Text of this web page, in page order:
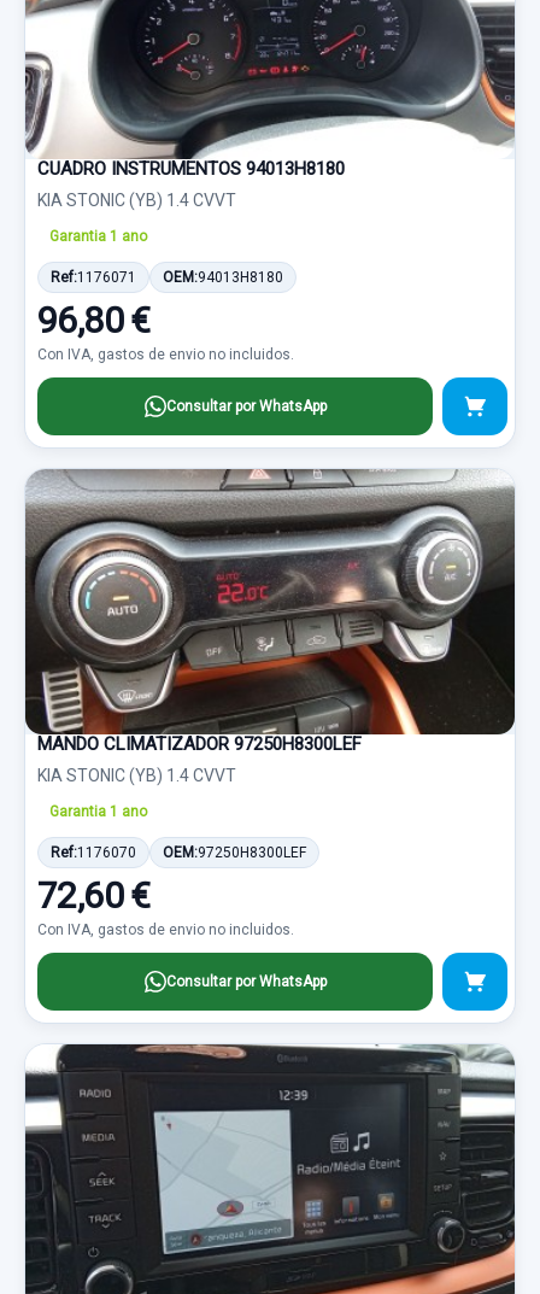
CUADRO INSTRUMENTOS 94013H8180
KIA STONIC (YB) 1.4 CVVT
Garantia 1 ano
Ref:1176071 OEM:94013H8180
96,80 €
Con IVA, gastos de envio no incluidos.
Consultar por WhatsApp
MANDO CLIMATIZADOR 97250H8300LEF
KIA STONIC (YB) 1.4 CVVT
Garantia 1 ano
Ref:1176070 OEM:97250H8300LEF
72,60 €
Con IVA, gastos de envio no incluidos.
Consultar por WhatsApp